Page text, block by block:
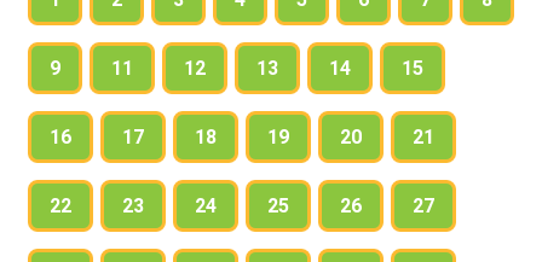
9 11 12 13 14 15
16 17 18 19 20 21
22 23 24 25 26 27